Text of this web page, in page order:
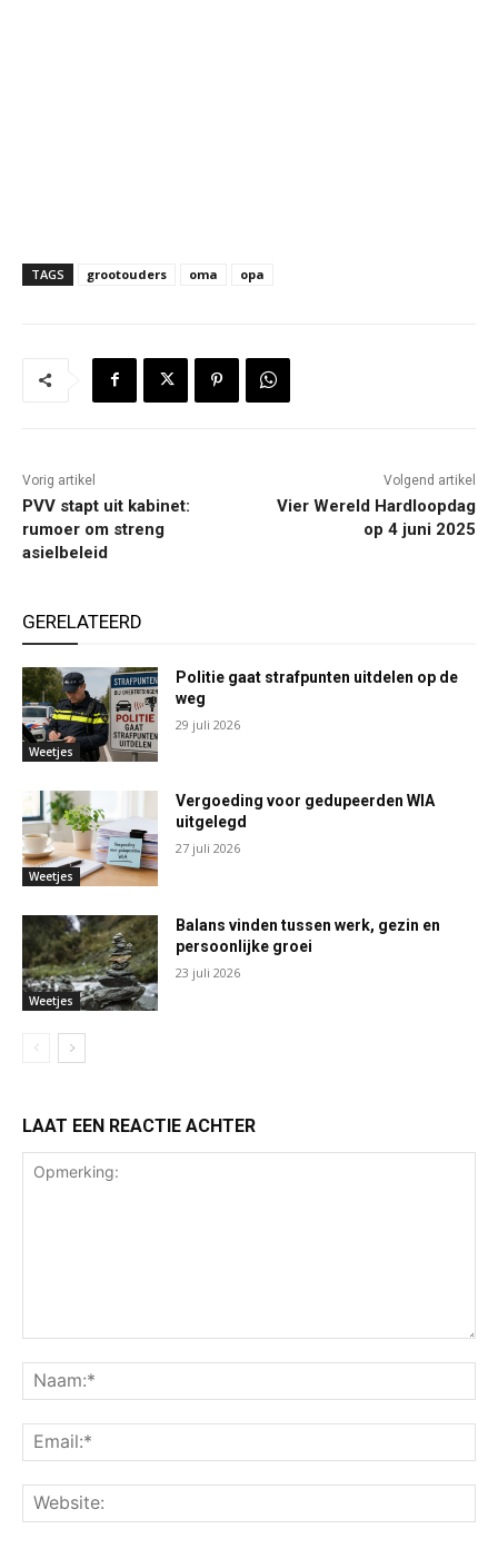
TAGS grootouders oma opa
Vorig artikel
PVV stapt uit kabinet:
rumoer om streng
asielbeleid
Volgend artikel
Vier Wereld Hardloopdag
op 4 juni 2025
GERELATEERD
Weetjes
Politie gaat strafpunten uitdelen op de
weg
29 juli 2026
Weetjes
Vergoeding voor gedupeerden WIA
uitgelegd
27 juli 2026
Weetjes
Balans vinden tussen werk, gezin en
persoonlijke groei
23 juli 2026
LAAT EEN REACTIE ACHTER